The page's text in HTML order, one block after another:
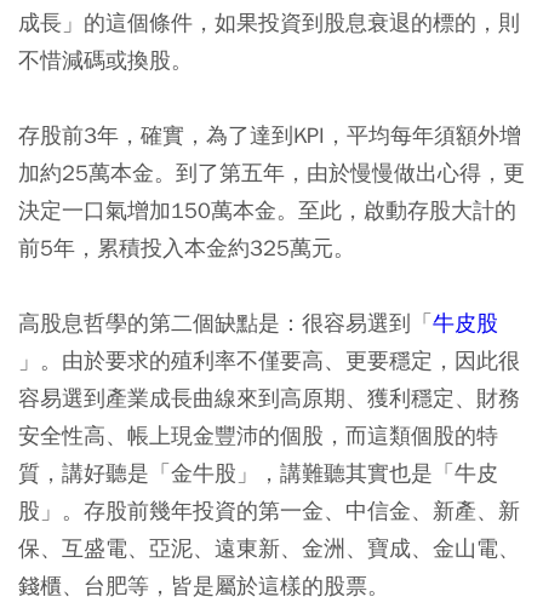
成長」的這個條件，如果投資到股息衰退的標的，則
不惜減碼或換股。
存股前3年，確實，為了達到KPI，平均每年須額外增
加約25萬本金。到了第五年，由於慢慢做出心得，更
決定一口氣增加150萬本金。至此，啟動存股大計的
前5年，累積投入本金約325萬元。
高股息哲學的第二個缺點是：很容易選到「牛皮股
」。由於要求的殖利率不僅要高、更要穩定，因此很
容易選到產業成長曲線來到高原期、獲利穩定、財務
安全性高、帳上現金豐沛的個股，而這類個股的特
質，講好聽是「金牛股」，講難聽其實也是「牛皮
股」。存股前幾年投資的第一金、中信金、新產、新
保、互盛電、亞泥、遠東新、金洲、寶成、金山電、
錢櫃、台肥等，皆是屬於這樣的股票。